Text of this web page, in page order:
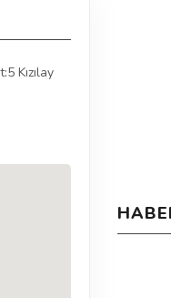
Kızılay